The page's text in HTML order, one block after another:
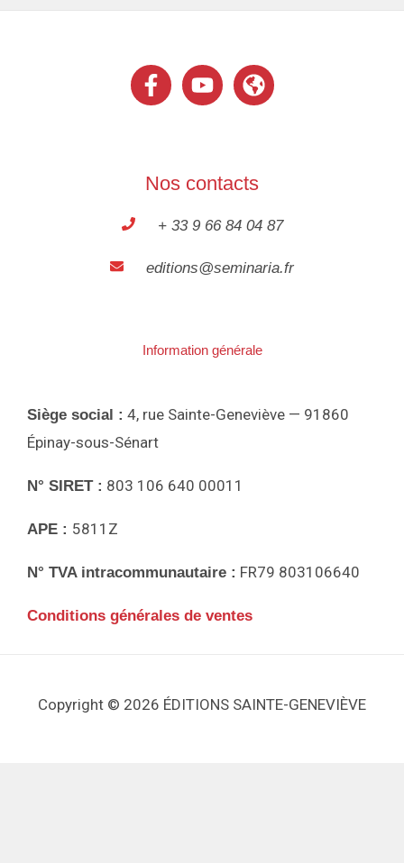
Nos contacts
+ 33 9 66 84 04 87
editions@seminaria.fr
Information générale
Siège social : 4, rue Sainte-Geneviève — 91860
Épinay-sous-Sénart
N° SIRET : 803 106 640 00011
APE : 5811Z
N° TVA intracommunautaire : FR79 803106640
Conditions générales de ventes
Copyright © 2026 ÉDITIONS SAINTE-GENEVIÈVE